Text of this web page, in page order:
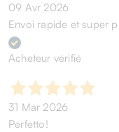
09 Avr 2026
Envoi rapide et super
Acheteur vérifié
31 Mar 2026
Perfetto!